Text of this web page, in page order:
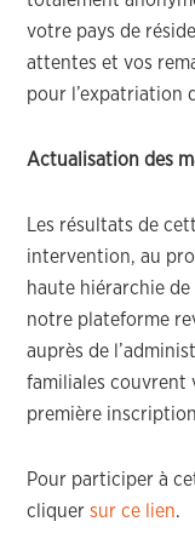
votre pays de
attentes et vos
pour l’expatriation
Actualisation des
Les résultats de
intervention, au
haute hiérarchie
notre plateforme
auprès de
familiales couvrent
première
Pour participer à
cliquersur ce lien.